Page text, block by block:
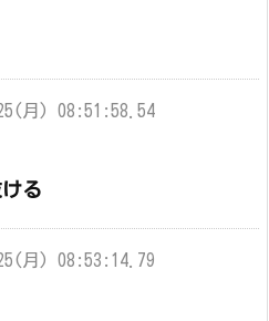
月) 08:51:58.54
る
月) 08:53:14.79